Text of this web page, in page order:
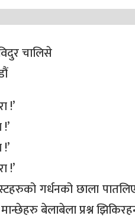
चालिसे
!’
!’
गर्धनको छाला
बेलाबेला प्रश्न